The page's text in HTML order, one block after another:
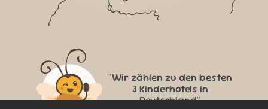
"Wir zählen zu den besten
3 Kinderhotels in
Deutschland"